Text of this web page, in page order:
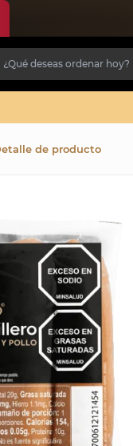
de producto